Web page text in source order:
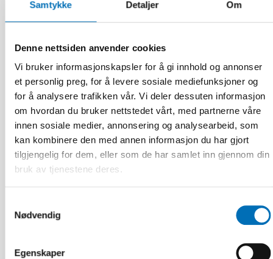
Samtykke Detaljer Om
Denne nettsiden anvender cookies
Vi bruker informasjonskapsler for å gi innhold og annonser
et personlig preg, for å levere sosiale mediefunksjoner og
for å analysere trafikken vår. Vi deler dessuten informasjon
om hvordan du bruker nettstedet vårt, med partnerne våre
innen sosiale medier, annonsering og analysearbeid, som
kan kombinere den med annen informasjon du har gjort
tilgjengelig for dem, eller som de har samlet inn gjennom din
bruk av tjenestene deres.
Nødvendig
Egenskaper
FOLKEHELSE
3 jun 2026
Nordiskt projekt om hälsoekonomi – hur kan vi
beräkna vad folkhälsan kostar?